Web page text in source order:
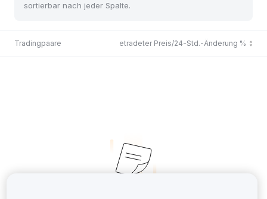
sortierbar nach jeder Spalte.
Tradingpaare Zuletzt getradeter Preis/24-Std.-Änderung %